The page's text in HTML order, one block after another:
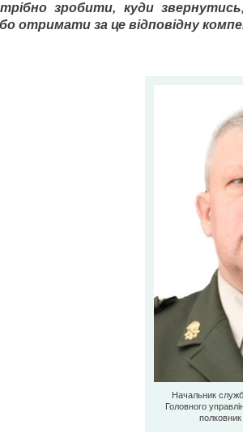
зробити, куди
отримати за це відповідну
Начальник
Головного